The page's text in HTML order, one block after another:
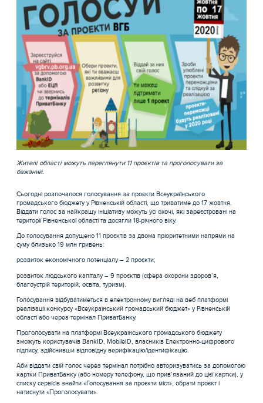
Жителі області можуть переглянути 11 проєктів та проголосувати за
бажаний.
Сьогодні розпочалося голосування за проєкти Всеукраїнського
громадського бюджету у Рівненській області, що триватиме до 17 жовтня.
Віддати голос за найкращу ініціативу можуть усі охочі, які зареєстровані на
території Рівненської області та досягли 18-річного віку.
До голосування допущено 11 проєктів за двома пріоритетними напрями на
суму близько 19 млн гривень:
розвиток економічного потенціалу – 2 проєкти;
розвиток людського капіталу – 9 проєктів (сфера охорони здоров’я,
благоустрій територій, освіта, туризм).
Голосування відбуватиметься в електронному вигляді на веб платформі
реалізації конкурсу «Всеукраїнський громадський бюджет» у Рівненській
області або через термінал ПриватБанку.
Проголосувати на платформі Всеукраїнського громадського бюджету
зможуть користувачів BankID, MobileID, власників Електронно-цифрового
підпису, здійснивши відповідну верифікацію/ідентифікацію.
Аби віддати свій голос через термінал потрібно авторизуватись за допомогою
картки ПриватБанку (або номеру телефону, що прив’язаний до цієї картки), у
списку сервісів знайти «Голосування за проєкти міст», обрати проєкт і
натиснути «Проголосувати».